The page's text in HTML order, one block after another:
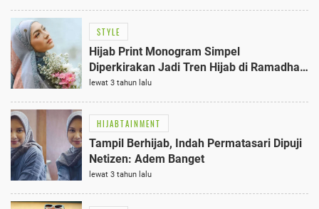
STYLE
Hijab Print Monogram Simpel
Diperkirakan Jadi Tren Hijab di Ramadhan
dan Lebaran 2023
lewat 3 tahun lalu
HIJABTAINMENT
Tampil Berhijab, Indah Permatasari Dipuji
Netizen: Adem Banget
lewat 3 tahun lalu